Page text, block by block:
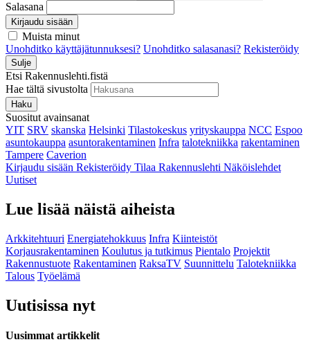
Salasana
Kirjaudu sisään
Muista minut
Unohditko käyttäjätunnuksesi? Unohditko salasanasi? Rekisteröidy
Sulje
Etsi Rakennuslehti.fistä
Hae tältä sivustolta
Haku
Suositut avainsanat
YIT SRV skanska Helsinki Tilastokeskus yrityskauppa NCC Espoo
asuntokauppa asuntorakentaminen Infra talotekniikka rakentaminen
Tampere Caverion
Kirjaudu sisään Rekisteröidy Tilaa Rakennuslehti Näköislehdet
Uutiset
Lue lisää näistä aiheista
Arkkitehtuuri Energiatehokkuus Infra Kiinteistöt
Korjausrakentaminen Koulutus ja tutkimus Pientalo Projektit
Rakennustuote Rakentaminen RaksaTV Suunnittelu Talotekniikka
Talous Työelämä
Uutisissa nyt
Uusimmat artikkelit